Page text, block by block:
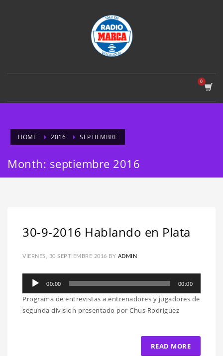
HOME 2016 SEPTIEMBRE
Month: septiembre 2016
30-9-2016 Hablando en Plata
VIERNES, 30 SEPTIEMBRE 2016 BY ADMIN
Reproductor
audio
00:00 00:00
Programa de entrevistas a entrenadores y jugadores de
segunda division presentado por Chus Rodríguez
READ MORE